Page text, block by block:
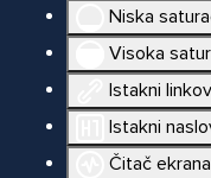
Niska
Visoka
Istakni
Istakni
Čitač ekrana